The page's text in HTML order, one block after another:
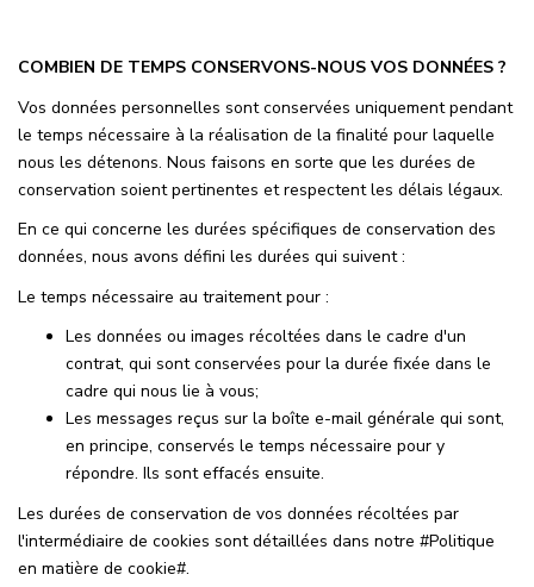
COMBIEN DE TEMPS CONSERVONS-NOUS VOS DONNÉES ?
Vos données personnelles sont conservées uniquement pendant
le temps nécessaire à la réalisation de la finalité pour laquelle
nous les détenons. Nous faisons en sorte que les durées de
conservation soient pertinentes et respectent les délais légaux.
En ce qui concerne les durées spécifiques de conservation des
données, nous avons défini les durées qui suivent :
Le temps nécessaire au traitement pour :
Les données ou images récoltées dans le cadre d'un
contrat, qui sont conservées pour la durée fixée dans le
cadre qui nous lie à vous;
Les messages reçus sur la boîte e-mail générale qui sont,
en principe, conservés le temps nécessaire pour y
répondre. Ils sont effacés ensuite.
Les durées de conservation de vos données récoltées par
l'intermédiaire de cookies sont détaillées dans notre #Politique
en matière de cookie#.